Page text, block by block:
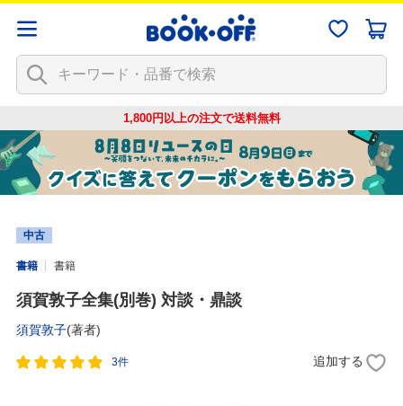
1,800円以上の注文で送料無料
中古
書籍 書籍
須賀敦子全集(別巻) 対談・鼎談
須賀敦子(著者)
3件 追加する